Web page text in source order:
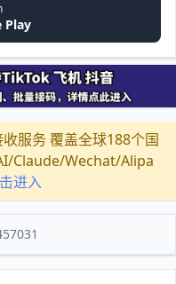
Play
服务 覆盖全球188个国
Claude/Wechat/Alipa
进入